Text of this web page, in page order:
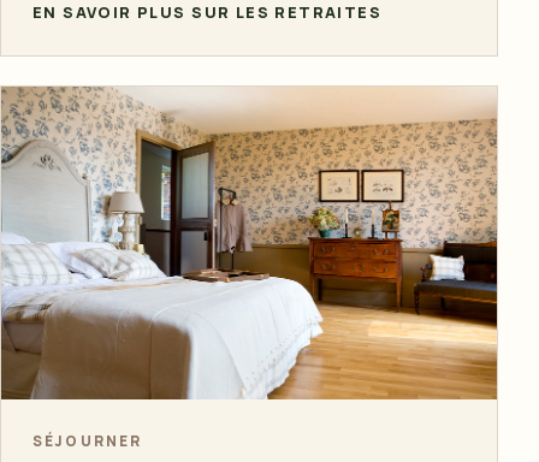
EN SAVOIR PLUS SUR LES RETRAITES
SÉJOURNER